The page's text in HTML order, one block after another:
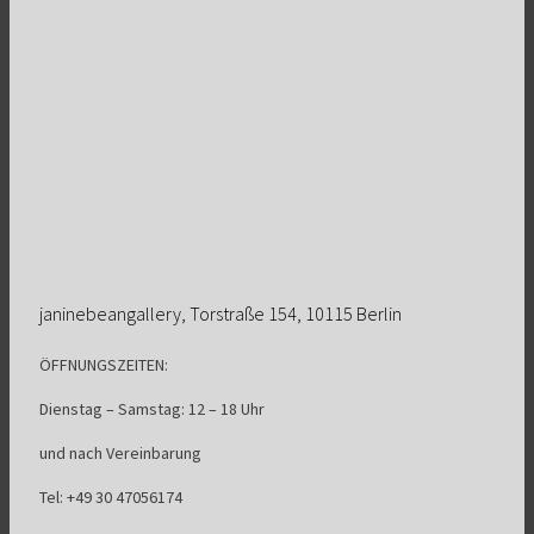
janinebeangallery, Torstraße 154, 10115 Berlin
ÖFFNUNGSZEITEN:
Dienstag – Samstag: 12 – 18 Uhr
und nach Vereinbarung
Tel: +49 30 47056174